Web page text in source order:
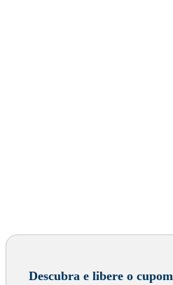
Descubra e libere o